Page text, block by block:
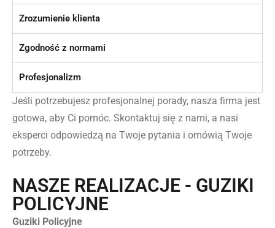
Zrozumienie klienta
Zgodność z normami
Profesjonalizm
Jeśli potrzebujesz profesjonalnej porady, nasza firma jest
gotowa, aby Ci pomóc. Skontaktuj się z nami, a nasi
eksperci odpowiedzą na Twoje pytania i omówią Twoje
potrzeby.
NASZE REALIZACJE - GUZIKI
POLICYJNE
Guziki Policyjne